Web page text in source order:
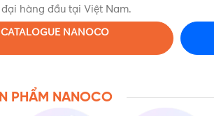
hàng đầu tại Việt Nam.
CATALOGUE NANOCO
PHẨM NANOCO